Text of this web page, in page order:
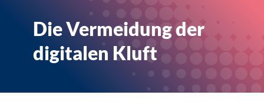
Die Vermeidung der
digitalen Kluft